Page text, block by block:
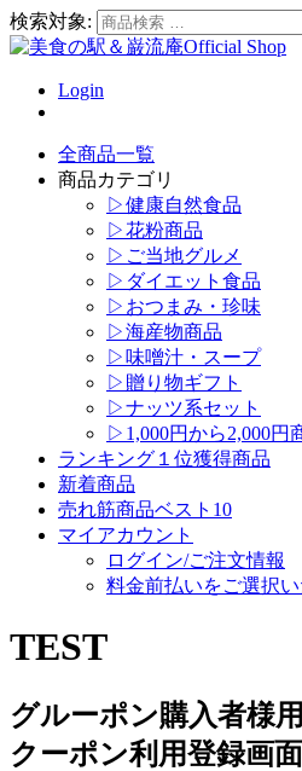
検索対象:
Login
全商品一覧
商品カテゴリ
▷健康自然食品
▷花粉商品
▷ご当地グルメ
▷ダイエット食品
▷おつまみ・珍味
▷海産物商品
▷味噌汁・スープ
▷贈り物ギフト
▷ナッツ系セット
▷1,000円から2,000円
ランキング１位獲得商品
新着商品
売れ筋商品ベスト10
マイアカウント
ログイン/ご注文情報
料金前払いをご選択
TEST
グルーポン購入者様用
クーポン利用登録画面